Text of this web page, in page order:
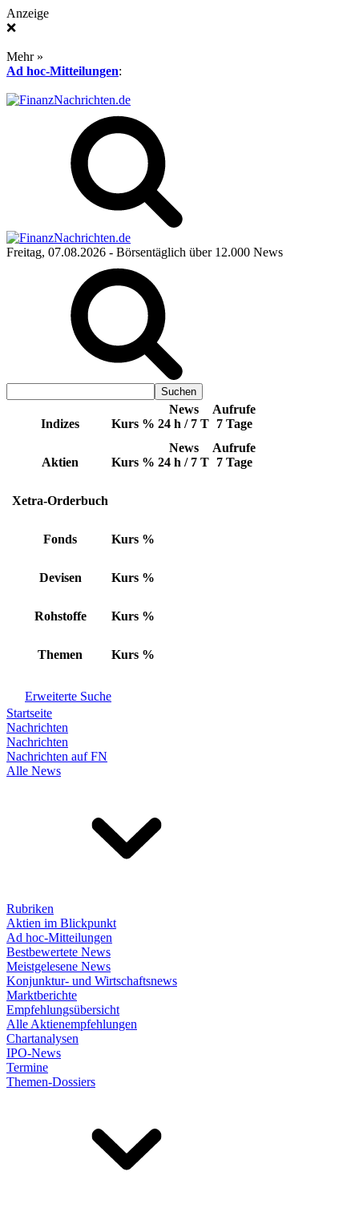
Anzeige
❌
Mehr »
Ad hoc-Mitteilungen:
Freitag, 07.08.2026 - Börsentäglich über 12.000 News
Indizes Kurs %
News
24 h / 7 T
Aufrufe
7 Tage
Aktien Kurs %
News
24 h / 7 T
Aufrufe
7 Tage
Xetra-Orderbuch
Fonds Kurs %
Devisen Kurs %
Rohstoffe Kurs %
Themen Kurs %
Erweiterte Suche
Startseite
Nachrichten
Nachrichten
Nachrichten auf FN
Alle News
Rubriken
Aktien im Blickpunkt
Ad hoc-Mitteilungen
Bestbewertete News
Meistgelesene News
Konjunktur- und Wirtschaftsnews
Marktberichte
Empfehlungsübersicht
Alle Aktienempfehlungen
Chartanalysen
IPO-News
Termine
Themen-Dossiers